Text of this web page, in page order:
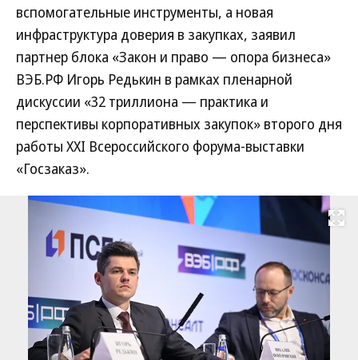
вспомогательные инструменты, а новая
инфраструктура доверия в закупках, заявил
партнер блока «Закон и право — опора бизнеса»
ВЭБ.РФ Игорь Редькин в рамках пленарной
дискуссии «32 триллиона — практика и
перспективы корпоративных закупок» второго дня
работы XXI Всероссийского форума-выставки
«Госзаказ».
Развернуть